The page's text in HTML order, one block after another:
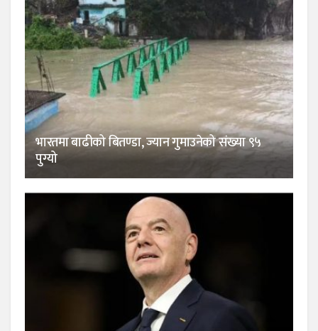
भारतमा बाढीको बितण्डा, ज्यान गुमाउनेको संख्या ९५
पुग्यो